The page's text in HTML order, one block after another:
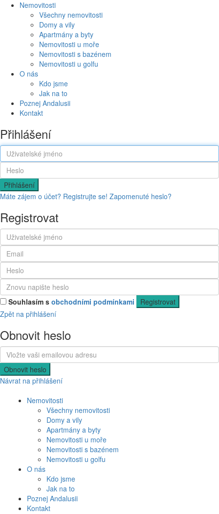
Nemovitosti
Všechny nemovitosti
Domy a vily
Apartmány a byty
Nemovitosti u moře
Nemovitosti s bazénem
Nemovitosti u golfu
O nás
Kdo jsme
Jak na to
Poznej Andalusii
Kontakt
Přihlášení
Přihlášení
Máte zájem o účet? Registrujte se! Zapomenuté heslo?
Registrovat
Souhlasím s obchodními podmínkami
Registrovat
Zpět na přihlášení
Obnovit heslo
Obnovit heslo
Návrat na přihlášení
Nemovitosti
Všechny nemovitosti
Domy a vily
Apartmány a byty
Nemovitosti u moře
Nemovitosti s bazénem
Nemovitosti u golfu
O nás
Kdo jsme
Jak na to
Poznej Andalusii
Kontakt